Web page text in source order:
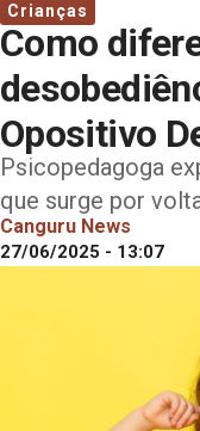
Crianças
Como
Opositivo
Psicopedagoga
que surge por
Canguru News
27/06/2025 - 13:07